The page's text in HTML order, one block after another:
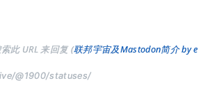
此 URL 来回复 (联邦宇宙及Mastodon简介 by e
@1900/statuses/